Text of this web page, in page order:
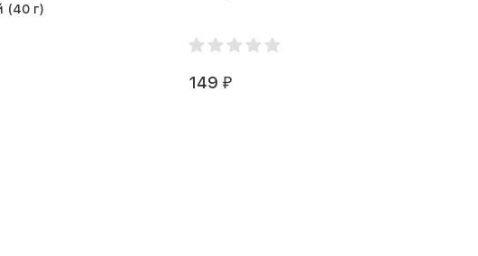
глазированный (40 г)
149 ₽